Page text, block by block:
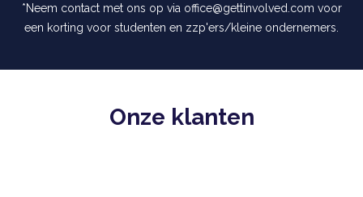
*Neem contact met ons op via office@gettinvolved.com voor
een korting voor studenten en zzp'ers/kleine ondernemers.
Onze klanten